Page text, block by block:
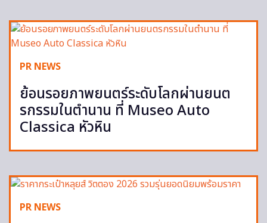
PR NEWS
ย้อนรอยภาพยนตร์ระดับโลกผ่านยนต
รกรรมในตำนาน ที่ Museo Auto
Classica หัวหิน
PR NEWS